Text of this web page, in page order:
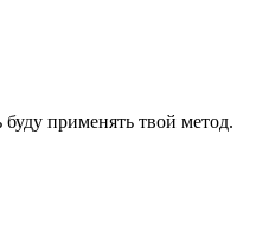
применять твой метод.